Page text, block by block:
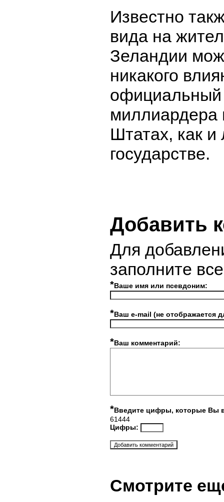
Известно
вида на
Зеландии
никакого
официальный
миллиардера
Штатах, как
государстве.
Добавить
Для
заполните
*Ваше имя или псевдоним:
*Ваш e-mail (не отображается
*Ваш комментарий:
*Введите цифры, которые Вы
61444
Цифры:
Смотрите